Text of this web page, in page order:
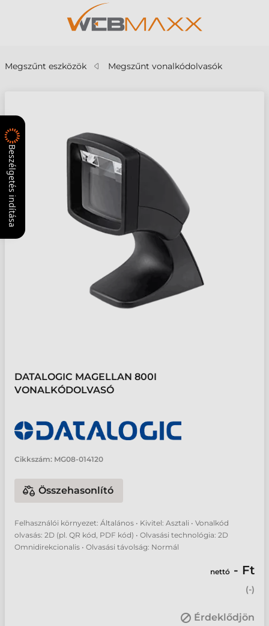
Megszűnt eszközök Megszűnt vonalkódolvasók
DATALOGIC MAGELLAN 800I
VONALKÓDOLVASÓ
Cikkszám: MG08-014120
Összehasonlító
Felhasználói környezet: Általános • Kivitel: Asztali • Vonalkód
olvasás: 2D (pl. QR kód, PDF kód) • Olvasási technológia: 2D
Omnidirekcionalis • Olvasási távolság: Normál
nettó - Ft
(-)
Érdeklődjön
Beszélgetés indítása